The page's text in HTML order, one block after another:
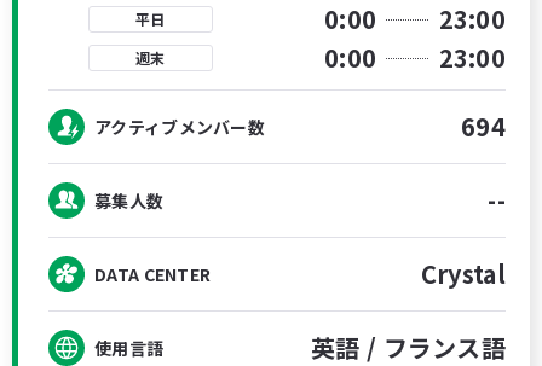
平日 0:00 23:00
週末 0:00 23:00
アクティブメンバー数 694
募集人数 --
DATA CENTER Crystal
使用言語 英語 / フランス語